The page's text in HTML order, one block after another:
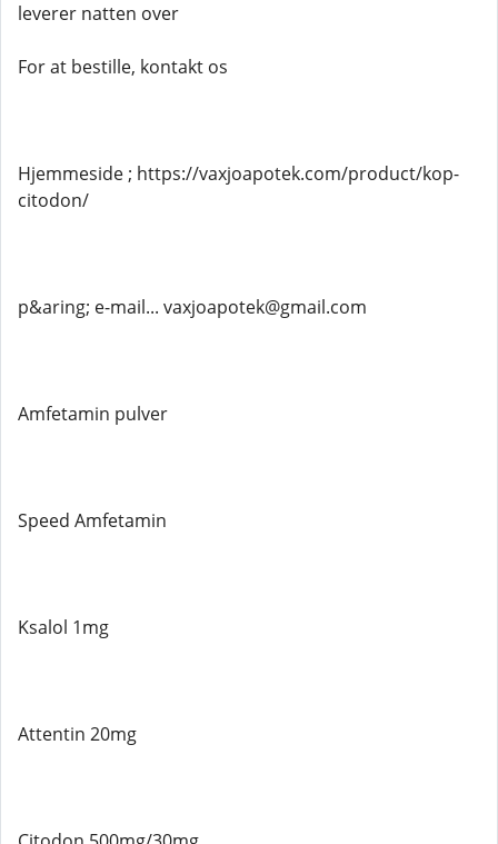
leverer natten over
For at bestille, kontakt os
Hjemmeside ; https://vaxjoapotek.com/product/kop-
citodon/
p&aring; e-mail... vaxjoapotek@gmail.com
Amfetamin pulver
Speed ​​Amfetamin
Ksalol 1mg
Attentin 20mg